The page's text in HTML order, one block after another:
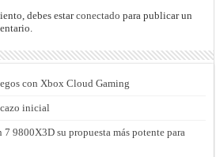
debes estarconectado para publicar un
con Xbox Cloud Gaming
inicial
9800X3D su propuesta más potente para